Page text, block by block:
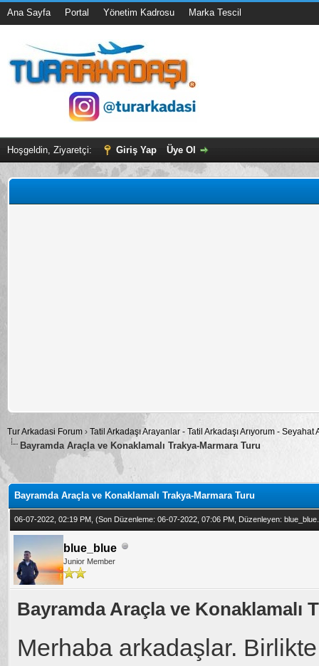
Ana Sayfa Portal Yönetim Kadrosu Marka Tescil
Hoşgeldin, Ziyaretçi: Giriş Yap Üye Ol
Tur Arkadasi Forum › Tatil Arkadaşı Arayanlar - Tatil Arkadaşı Arıyorum -
Bayramda Araçla ve Konaklamalı Trakya-Marmara Turu
0
Bayramda Araçla ve Konaklamalı Trakya-Marmara Turu
06-07-2022, 02:19 PM, (Son Düzenleme: 06-07-2022, 07:06 PM, Düzenleyen: blue_blue
blue_blue
Junior Member
Bayramda Araçla ve Konaklamalı
Merhaba arkadaşlar.